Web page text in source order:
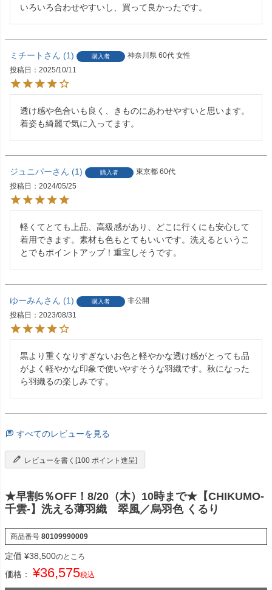
いろいろ合わせやすいし、買って良かったです。
ミチート 1 購入者 神奈川県 60代 女性
投稿日
2025/10/11
透け感や色合いも良く、きものにあわせやすいと思います。
着姿も綺麗で気に入ってます。
ジュニパー 1 購入者 東京都 60代
投稿日
2024/05/25
軽くてとても上品、高級感があり、どこに行くにも安心して
着用できます。素材も色もとてもいいです。洗えるというこ
とでもポイントアップ！重宝しそうです。
ゆーみん 1 購入者
非公開
投稿日
2023/08/31
黒より重くなりすぎないお色と軽やかな透け感がとっても品
がよく軽やかな印象で使いやすそうな羽織です。秋になった
ら羽織るの楽しみです。
すべてのレビューを見る
レビューを書く[100 ポイント進呈]
★早割5％OFF！8/20（木）10時まで★【CHIKUMO-
千雲-】洗える薄羽織 翠風／烏羽色 くるり
商品番号 80109990009
定価 ¥38,500のところ
価格： ¥36,575税込